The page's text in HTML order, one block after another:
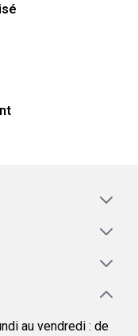
au vendredi : de